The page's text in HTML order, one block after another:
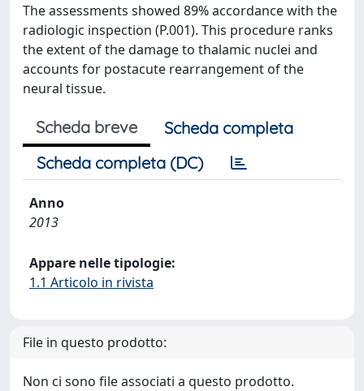
The assessments showed 89% accordance with the
radiologic inspection (P.001). This procedure ranks
the extent of the damage to thalamic nuclei and
accounts for postacute rearrangement of the
neural tissue.
Scheda breve
Scheda completa
Scheda completa (DC)
Anno
2013
Appare nelle tipologie:
1.1 Articolo in rivista
File in questo prodotto:
Non ci sono file associati a questo prodotto.